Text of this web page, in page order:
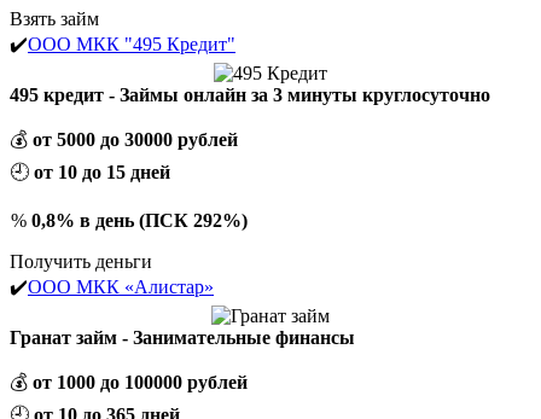
Взять займ
✔️ООО МКК "495 Кредит"
495 кредит - Займы онлайн за 3 минуты круглосуточно
💰 от 5000 до 30000 рублей
🕘 от 10 до 15 дней
% 0,8% в день (ПСК 292%)
Получить деньги
✔️ООО МКК «Алистар»
Гранат займ - Занимательные финансы
💰 от 1000 до 100000 рублей
🕘 от 10 до 365 дней